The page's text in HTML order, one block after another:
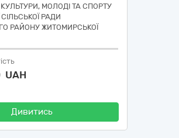
КУЛЬТУРИ, МОЛОДІ ТА СПОРТУ
РАДИ
РАЙОНУ ЖИТОМИРСЬКОЇ
UAH
Дивитись